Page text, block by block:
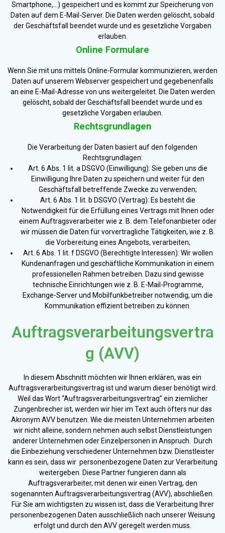
Smartphone,…) gespeichert und es kommt zur Speicherung von
Daten auf dem E-Mail-Server. Die Daten werden gelöscht, sobald
der Geschäftsfall beendet wurde und es gesetzliche Vorgaben
erlauben.
Online Formulare
Wenn Sie mit uns mittels Online-Formular kommunizieren, werden
Daten auf unserem Webserver gespeichert und gegebenenfalls
an eine E-Mail-Adresse von uns weitergeleitet. Die Daten werden
gelöscht, sobald der Geschäftsfall beendet wurde und es
gesetzliche Vorgaben erlauben.
Rechtsgrundlagen
Die Verarbeitung der Daten basiert auf den folgenden
Rechtsgrundlagen:
Art. 6 Abs. 1 lit. a DSGVO (Einwilligung): Sie geben uns die
Einwilligung Ihre Daten zu speichern und weiter für den
Geschäftsfall betreffende Zwecke zu verwenden;
Art. 6 Abs. 1 lit. b DSGVO (Vertrag): Es besteht die
Notwendigkeit für die Erfüllung eines Vertrags mit Ihnen oder
einem Auftragsverarbeiter wie z. B. dem Telefonanbieter oder
wir müssen die Daten für vorvertragliche Tätigkeiten, wie z. B.
die Vorbereitung eines Angebots, verarbeiten;
Art. 6 Abs. 1 lit. f DSGVO (Berechtigte Interessen): Wir wollen
Kundenanfragen und geschäftliche Kommunikation in einem
professionellen Rahmen betreiben. Dazu sind gewisse
technische Einrichtungen wie z. B. E-Mail-Programme,
Exchange-Server und Mobilfunkbetreiber notwendig, um die
Kommunikation effizient betreiben zu können.
Auftragsverarbeitungsvertra
g (AVV)
In diesem Abschnitt möchten wir Ihnen erklären, was ein
Auftragsverarbeitungsvertrag ist und warum dieser benötigt wird.
Weil das Wort “Auftragsverarbeitungsvertrag” ein ziemlicher
Zungenbrecher ist, werden wir hier im Text auch öfters nur das
Akronym AVV benutzen. Wie die meisten Unternehmen arbeiten
wir nicht alleine, sondern nehmen auch selbst Dienstleistungen
anderer Unternehmen oder Einzelpersonen in Anspruch. Durch
die Einbeziehung verschiedener Unternehmen bzw. Dienstleister
kann es sein, dass wir personenbezogene Daten zur Verarbeitung
weitergeben. Diese Partner fungieren dann als
Auftragsverarbeiter, mit denen wir einen Vertrag, den
sogenannten Auftragsverarbeitungsvertrag (AVV), abschließen.
Für Sie am wichtigsten zu wissen ist, dass die Verarbeitung Ihrer
personenbezogenen Daten ausschließlich nach unserer Weisung
erfolgt und durch den AVV geregelt werden muss.